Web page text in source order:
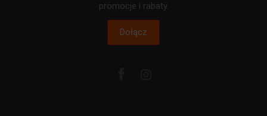
promocje i rabaty.
Dołącz